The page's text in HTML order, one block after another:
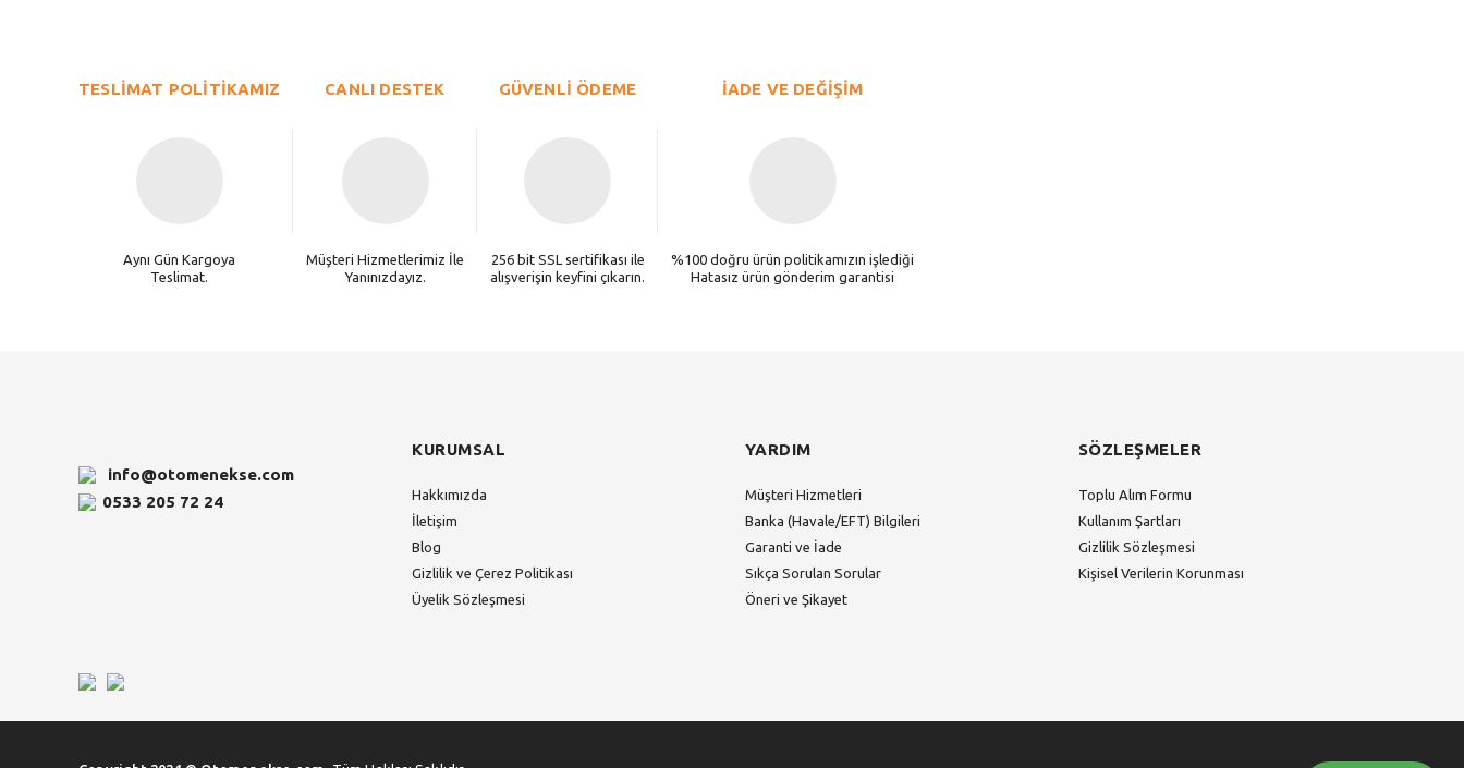
Ürün açıklamasında eksik bilgiler bulunuyor.
TESLİMAT POLİTİKAMIZ
Aynı Gün Kargoya
Teslimat.
CANLI DESTEK
Müşteri Hizmetlerimiz İle
Yanınızdayız.
GÜVENLİ ÖDEME
256 bit SSL sertifikası ile
alışverişin keyfini çıkarın.
İADE VE DEĞİŞİM
%100 doğru ürün politikamızın işlediği
Hatasız ürün gönderim garantisi
info@otomenekse.com
0533 205 72 24
KURUMSAL
Hakkımızda
İletişim
Blog
Gizlilik ve Çerez Politikası
Üyelik Sözleşmesi
YARDIM
Müşteri Hizmetleri
Banka (Havale/EFT) Bilgileri
Garanti ve İade
Sıkça Sorulan Sorular
Öneri ve Şikayet
SÖZLEŞMELER
Toplu Alım Formu
Kullanım Şartları
Gizlilik Sözleşmesi
Kişisel Verilerin Korunması